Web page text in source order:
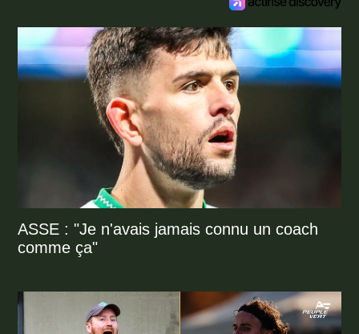
ASSE : "Je n'avais jamais connu un coach
comme ça"